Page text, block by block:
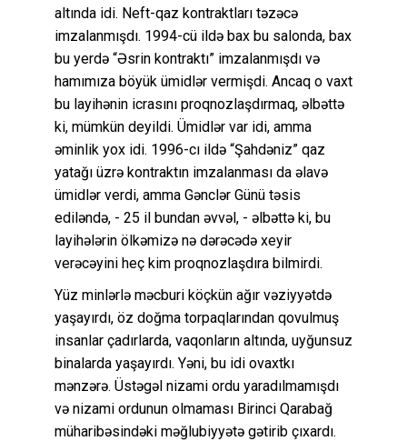
altında idi. Neft-qaz kontraktları təzəcə
imzalanmışdı. 1994-cü ildə bax bu salonda, bax
bu yerdə “Əsrin kontraktı” imzalanmışdı və
hamımıza böyük ümidlər vermişdi. Ancaq o vaxt
bu layihənin icrasını proqnozlaşdırmaq, əlbəttə
ki, mümkün deyildi. Ümidlər var idi, amma
əminlik yox idi. 1996-cı ildə “Şahdəniz” qaz
yatağı üzrə kontraktın imzalanması da əlavə
ümidlər verdi, amma Gənclər Günü təsis
ediləndə, - 25 il bundan əvvəl, - əlbəttə ki, bu
layihələrin ölkəmizə nə dərəcədə xeyir
verəcəyini heç kim proqnozlaşdıra bilmirdi.
Yüz minlərlə məcburi köçkün ağır vəziyyətdə
yaşayırdı, öz doğma torpaqlarından qovulmuş
insanlar çadırlarda, vaqonların altında, uyğunsuz
binalarda yaşayırdı. Yəni, bu idi ovaxtkı
mənzərə. Üstəgəl nizami ordu yaradılmamışdı
və nizami ordunun olmaması Birinci Qarabağ
müharibəsindəki məğlubiyyətə gətirib çıxardı.